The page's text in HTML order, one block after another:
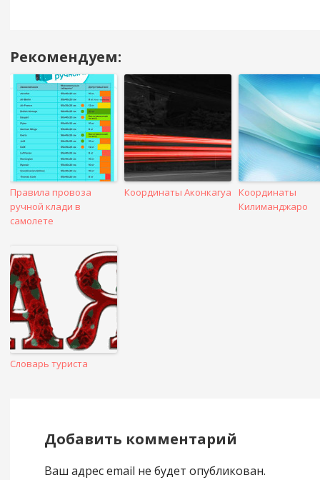
Навигация
в
посте
Рекомендуем:
Правила провоза
ручной клади в
самолете
Координаты Аконкагуа
Координаты
Килиманджаро
Словарь туриста
Добавить комментарий
Ваш адрес email не будет опубликован.